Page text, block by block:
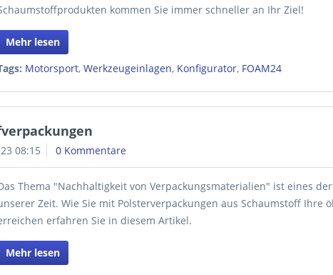
kommen Sie immer schneller an Ihr Ziel!
Mehr lesen
Motorsport,Werkzeugeinlagen, Konfigurator, FOAM24
08:15 0 Kommentare
Thema "Nachhaltigkeit von Verpackungsmaterialien" ist eines
Zeit. Wie Sie mit Polsterverpackungen aus Schaumstoff Ihre
erfahren Sie in diesem Artikel.
Mehr lesen